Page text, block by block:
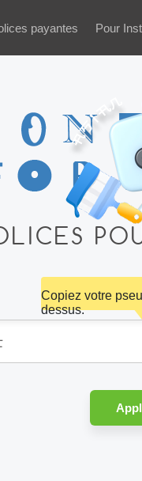
payantes Pour
Copiez votre
dessus.